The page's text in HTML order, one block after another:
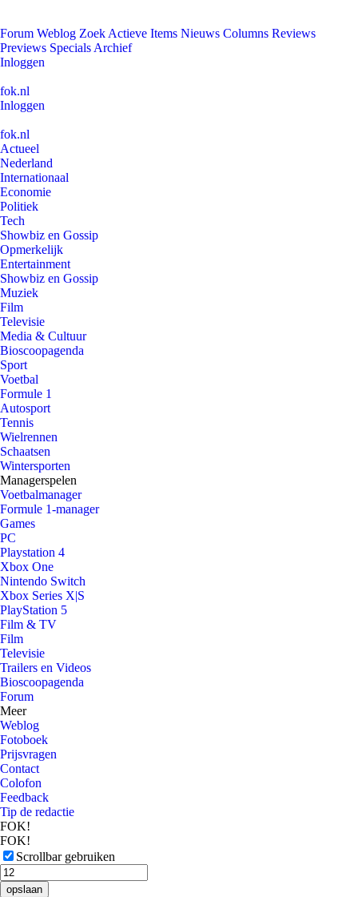
Forum Weblog Zoek Actieve Items Nieuws Columns Reviews
Previews Specials Archief
Inloggen
fok.nl
Inloggen
fok.nl
Actueel
Nederland
Internationaal
Economie
Politiek
Tech
Showbiz en Gossip
Opmerkelijk
Entertainment
Showbiz en Gossip
Muziek
Film
Televisie
Media & Cultuur
Bioscoopagenda
Sport
Voetbal
Formule 1
Autosport
Tennis
Wielrennen
Schaatsen
Wintersporten
Managerspelen
Voetbalmanager
Formule 1-manager
Games
PC
Playstation 4
Xbox One
Nintendo Switch
Xbox Series X|S
PlayStation 5
Film & TV
Film
Televisie
Trailers en Videos
Bioscoopagenda
Forum
Meer
Weblog
Fotoboek
Prijsvragen
Contact
Colofon
Feedback
Tip de redactie
FOK!
FOK!
Scrollbar gebruiken
opslaan